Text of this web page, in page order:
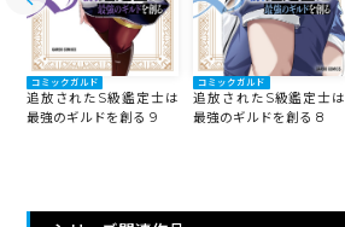
コミックガルド
追放されたS級鑑定士は
最強のギルドを創る 9
コミックガルド
追放されたS級鑑定士は
最強のギルドを創る 8